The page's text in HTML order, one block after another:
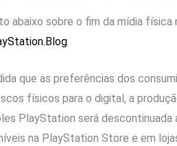
ce
b
o
o
k
e
a
m
ail py
n
k
abaixo sobre o fim da mídia
.
que as preferências dos
físicos para o digital, a
PlayStation será descontinuada
na PlayStation Store e em